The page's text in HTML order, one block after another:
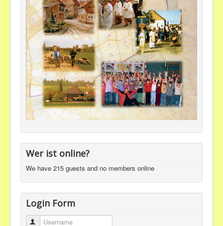
Wer ist online?
We have 215 guests and no members online
Login Form
Username